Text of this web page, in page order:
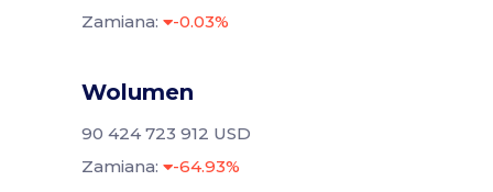
Zamiana:
-0.03%
Wolumen
90 424 723 912 USD
Zamiana:
-64.93%